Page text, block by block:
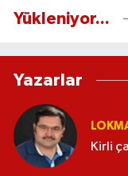
Yükleniyor...
Yazarlar
Kirli